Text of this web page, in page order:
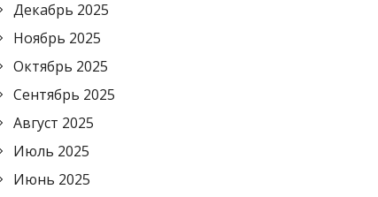
Декабрь 2025
Ноябрь 2025
Октябрь 2025
Сентябрь 2025
Август 2025
Июль 2025
Июнь 2025